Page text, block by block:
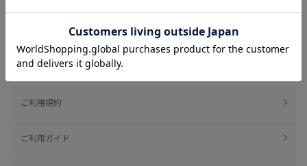
ご利用規約
ご利用ガイド